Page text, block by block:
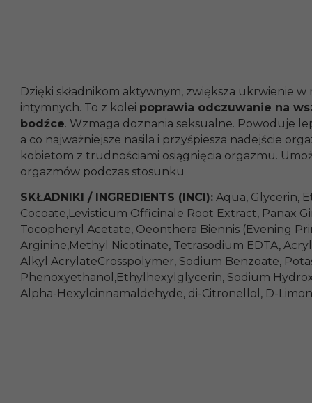
Dzięki składnikom aktywnym, zwiększa ukrwienie w
intymnych. To z kolei poprawia odczuwanie na
bodźce. Wzmaga doznania seksualne. Powoduje
a co najważniejsze nasila i przyśpiesza nadejście
kobietom z trudnościami osiągnięcia orgazmu.
orgazmów podczas stosunku
SKŁADNIKI / INGREDIENTS (INCI): Aqua, Glycerin,
Cocoate,Levisticum Officinale Root Extract, Panax
Tocopheryl Acetate, Oeonthera Biennis (Evening
Arginine,Methyl Nicotinate, Tetrasodium EDTA,
Alkyl AcrylateCrosspolymer, Sodium Benzoate,
Phenoxyethanol,Ethylhexylglycerin, Sodium
Alpha-Hexylcinnamaldehyde, di-Citronellol, D-